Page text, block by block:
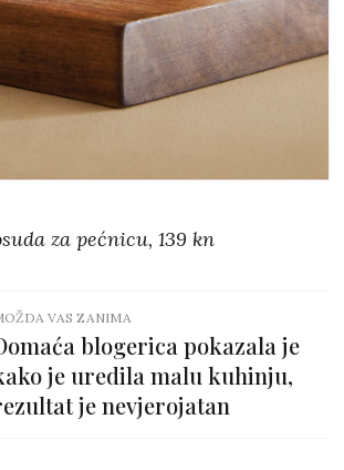
za pećnicu, 139 kn
VAS ZANIMA
blogerica pokazala je
je uredila malu kuhinju,
je nevjerojatan